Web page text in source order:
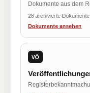
Dokumente aus dem
28 archivierte Dokumente
Dokumente ansehen
VÖ